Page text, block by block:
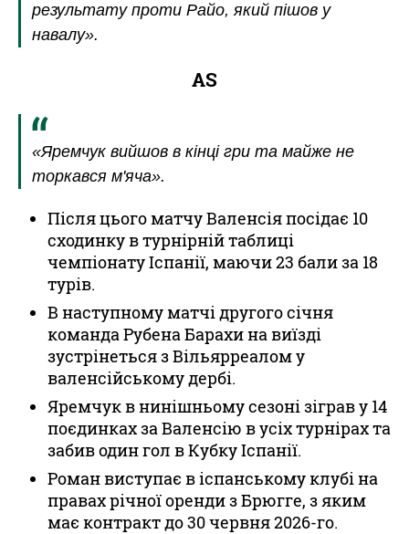
результату проти Райо, який пішов у
навалу».
AS
«Яремчук вийшов в кінці гри та майже не
торкався м'яча».
Після цього матчу Валенсія посідає 10
сходинку в турнірній таблиці
чемпіонату Іспанії, маючи 23 бали за 18
турів.
В наступному матчі другого січня
команда Рубена Барахи на виїзді
зустрінеться з Вільярреалом у
валенсійському дербі.
Яремчук в нинішньому сезоні зіграв у 14
поєдинках за Валенсію в усіх турнірах та
забив один гол в Кубку Іспанії.
Роман виступає в іспанському клубі на
правах річної оренди з Брюгге, з яким
має контракт до 30 червня 2026-го.